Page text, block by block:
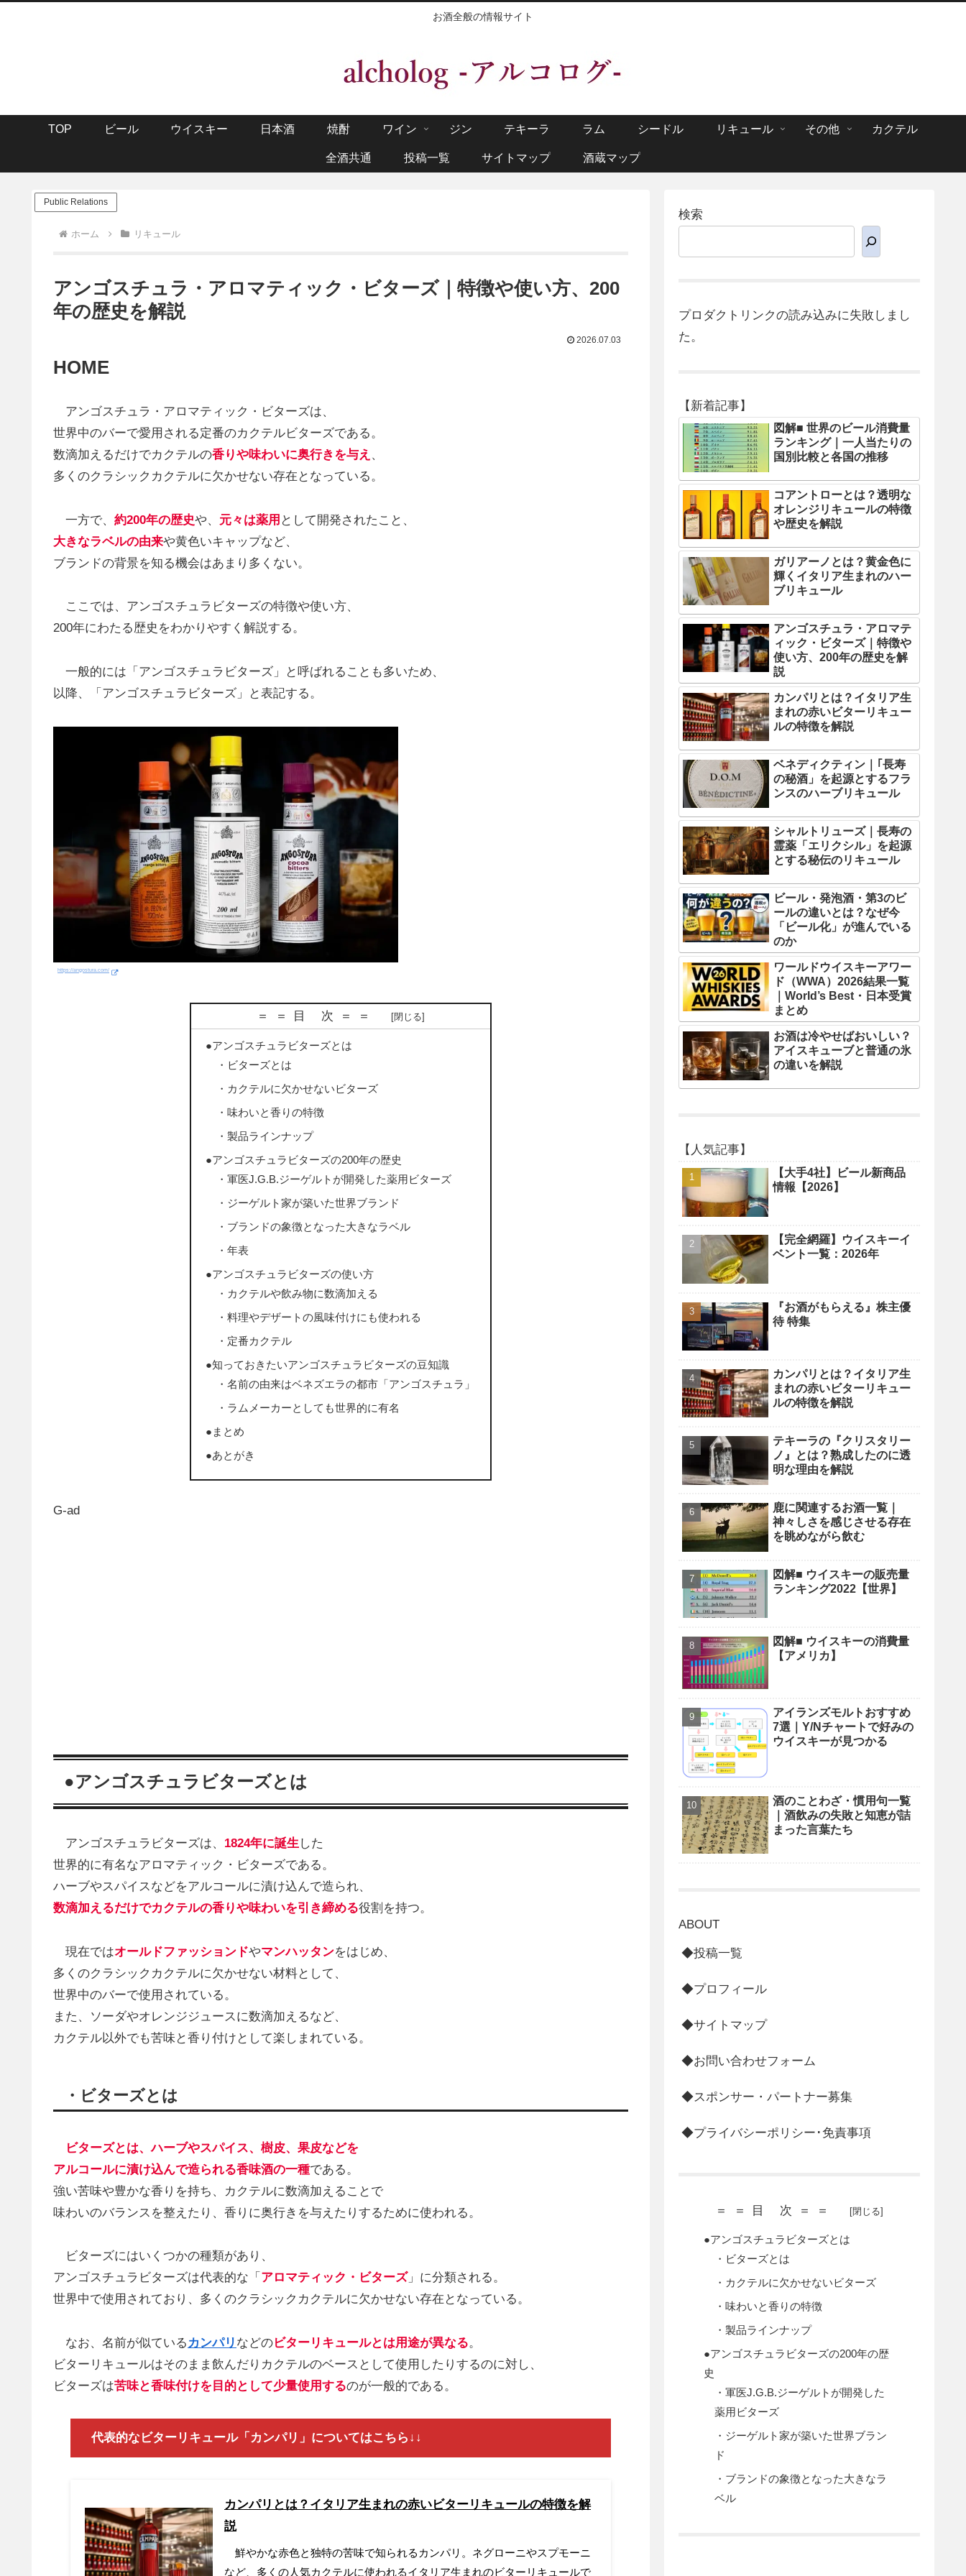
お酒全般の情報サイト
TOP ビール ウイスキー 日本酒 焼酎 ワイン ジン テキーラ ラム シードル リキュール その他 カクテル
全酒共通 投稿一覧 サイトマップ 酒蔵マップ
Public Relations
ホーム リキュール
アンゴスチュラ・アロマティック・ビターズ｜特徴や使い方、200
年の歴史を解説
2026.07.03
HOME
アンゴスチュラ・アロマティック・ビターズは、
世界中のバーで愛用される定番のカクテルビターズである。
数滴加えるだけでカクテルの香りや味わいに奥行きを与え 、
多くのクラシックカクテルに欠かせない存在となっている。
一方で、 約200年の歴史や、 元々は薬用 として開発されたこと、
大きなラベルの由来や黄色いキャップなど、
ブランドの背景を知る機会はあまり多くない。
ここでは、アンゴスチュラビターズの特徴や使い方、
200年にわたる歴史をわかりやすく解説する。
一般的には「アンゴスチュラビターズ」と呼ばれることも多いため、
以降、「アンゴスチュラビターズ」と表記する。
https://angostura.com/
＝＝目 次＝＝
●アンゴスチュラビターズとは
・ビターズとは
・カクテルに欠かせないビターズ
・味わいと香りの特徴
・製品ラインナップ
●アンゴスチュラビターズの200年の歴史
・軍医J.G.B.ジーゲルトが開発した薬用ビターズ
・ジーゲルト家が築いた世界ブランド
・ブランドの象徴となった大きなラベル
・年表
●アンゴスチュラビターズの使い方
・カクテルや飲み物に数滴加える
・料理やデザートの風味付けにも使われる
・定番カクテル
●知っておきたいアンゴスチュラビターズの豆知識
・名前の由来はベネズエラの都市「アンゴスチュラ」
・ラムメーカーとしても世界的に有名
●まとめ
●あとがき
G-ad
●アンゴスチュラビターズとは
アンゴスチュラビターズは、 1824年に誕生した
世界的に有名なアロマティック・ビターズである。
ハーブやスパイスなどをアルコールに漬け込んで造られ、
数滴加えるだけでカクテルの香りや味わいを引き締める役割を持つ。
現在ではオールドファッションドやマンハッタンをはじめ、
多くのクラシックカクテルに欠かせない材料として、
世界中のバーで使用されている。
また、ソーダやオレンジジュースに数滴加えるなど、
カクテル以外でも苦味と香り付けとして楽しまれている。
・ビターズとは
ビターズとは、ハーブやスパイス、樹皮、果皮などを
アルコールに漬け込んで造られる香味酒の一種である。
強い苦味や豊かな香りを持ち、カクテルに数滴加えることで
味わいのバランスを整えたり、香りに奥行きを与えたりするために使われる。
ビターズにはいくつかの種類があり、
アンゴスチュラビターズは代表的な「 アロマティック・ビターズ」に分類される。
世界中で使用されており、多くのクラシックカクテルに欠かせない存在となっている。
なお、名前が似ている カンパリ などのビターリキュールとは用途が異なる。
ビターリキュールはそのまま飲んだりカクテルのベースとして使用したりするのに対し、
ビターズは苦味と香味付けを目的として少量使用するのが一般的である。
代表的なビターリキュール「カンパリ」についてはこちら↓↓
カンパリとは？イタリア生まれの赤いビターリキュールの特徴を解
説
鮮やかな赤色と独特の苦味で知られるカンパリ。ネグローニやスプモーニ
など、多くの人気カクテルに使われるイタリア生まれのビターリキュールで
検索
プロダクトリンクの読み込みに失敗しまし
た。
【新着記事】
図解■ 世界のビール消費量
ランキング｜一人当たりの
国別比較と各国の推移
コアントローとは？透明な
オレンジリキュールの特徴
や歴史を解説
ガリアーノとは？黄金色に
輝くイタリア生まれのハー
ブリキュール
アンゴスチュラ・アロマテ
ィック・ビターズ｜特徴や
使い方、200年の歴史を解
説
カンパリとは？イタリア生
まれの赤いビターリキュー
ルの特徴を解説
ベネディクティン｜｢長寿
の秘酒」を起源とするフラ
ンスのハーブリキュール
シャルトリューズ｜長寿の
霊薬「エリクシル」を起源
とする秘伝のリキュール
ビール・発泡酒・第3のビ
ールの違いとは？なぜ今
「ビール化」が進んでいる
のか
ワールドウイスキーアワー
ド（WWA）2026結果一覧
｜World’s Best・日本受賞
まとめ
お酒は冷やせばおいしい？
アイスキューブと普通の氷
の違いを解説
【人気記事】
【大手4社】ビール新商品
情報【2026】
【完全網羅】ウイスキーイ
ベント一覧：2026年
『お酒がもらえる』株主優
待 特集
カンパリとは？イタリア生
まれの赤いビターリキュー
ルの特徴を解説
テキーラの『クリスタリー
ノ』とは？熟成したのに透
明な理由を解説
鹿に関連するお酒一覧｜
神々しさを感じさせる存在
を眺めながら飲む
図解■ ウイスキーの販売量
ランキング2022【世界】
図解■ ウイスキーの消費量
【アメリカ】
アイランズモルトおすすめ
7選｜Y/Nチャートで好みの
ウイスキーが見つかる
酒のことわざ・慣用句一覧
｜酒飲みの失敗と知恵が詰
まった言葉たち
ABOUT
◆投稿一覧
◆プロフィール
◆サイトマップ
◆お問い合わせフォーム
◆スポンサー・パートナー募集
◆プライバシーポリシー･免責事項
＝＝目 次＝＝
●アンゴスチュラビターズとは
・ビターズとは
・カクテルに欠かせないビターズ
・味わいと香りの特徴
・製品ラインナップ
●アンゴスチュラビターズの200年の歴
史
・軍医J.G.B.ジーゲルトが開発した
薬用ビターズ
・ジーゲルト家が築いた世界ブラン
ド
・ブランドの象徴となった大きなラ
ベル